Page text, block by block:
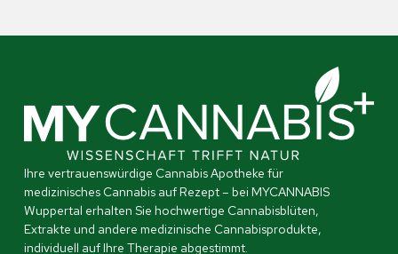
Ihre vertrauenswürdige Cannabis Apotheke für
medizinisches Cannabis auf Rezept – bei MYCANNABIS
Wuppertal erhalten Sie hochwertige Cannabisblüten,
Extrakte und andere medizinische Cannabisprodukte,
individuell auf Ihre Therapie abgestimmt.